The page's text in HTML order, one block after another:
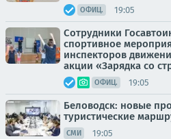
ОФИЦ. 19:05
Сотрудники
спортивное
инспекторов
акции «Зарядка со
ОФИЦ. 19:05
Беловодск: новые
туристические
СМИ 19:05